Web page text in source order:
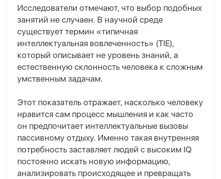
Исследователи отмечают, что выбор подобных
занятий не случаен. В научной среде
существует термин «типичная
интеллектуальная вовлеченность» (TIE),
который описывает не уровень знаний, а
естественную склонность человека к сложным
умственным задачам.
Этот показатель отражает, насколько человеку
нравится сам процесс мышления и как часто
он предпочитает интеллектуальные вызовы
пассивному отдыху. Именно такая внутренняя
потребность заставляет людей с высоким IQ
постоянно искать новую информацию,
анализировать происходящее и превращать